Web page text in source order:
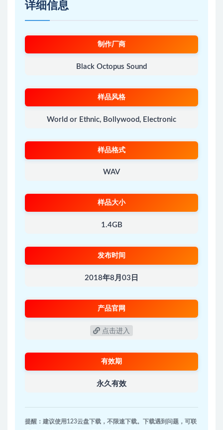
详细信息
制作厂商
Black Octopus Sound
样品风格
World or Ethnic, Bollywood, Electronic
样品格式
WAV
样品大小
1.4GB
发布时间
2018年8月03日
产品官网
点击进入
有效期
永久有效
提醒：建议使用123云盘下载，不限速下载。下载遇到问题，可联